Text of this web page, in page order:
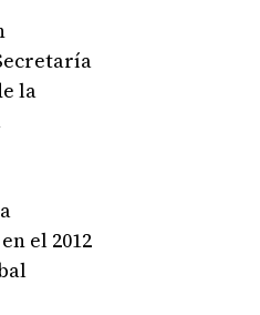
la
el 2012